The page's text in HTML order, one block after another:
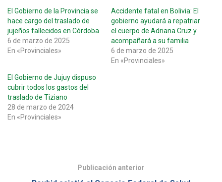
El Gobierno de la Provincia se
hace cargo del traslado de
jujeños fallecidos en Córdoba
6 de marzo de 2025
En «Provinciales»
Accidente fatal en Bolivia: El
gobierno ayudará a repatriar
el cuerpo de Adriana Cruz y
acompañará a su familia
6 de marzo de 2025
En «Provinciales»
El Gobierno de Jujuy dispuso
cubrir todos los gastos del
traslado de Tiziano
28 de marzo de 2024
En «Provinciales»
Publicación anterior